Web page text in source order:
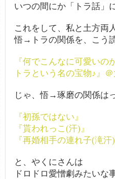
いつの間にか「トラ話」
これをして、私と土方両
悟→トラの関係を、こう
『何でこんなに可愛いの
トラという名の宝物♪』
じゃ、悟→琢磨の関係は
『初孫ではない』
『貰われっこ(汗)』
『再婚相手の連れ子(滝汗
と、やくにさんは
ドロドロ愛憎劇みたいな